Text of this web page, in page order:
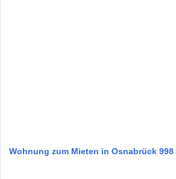
Wohnung zum Mieten in Osnabrück 998